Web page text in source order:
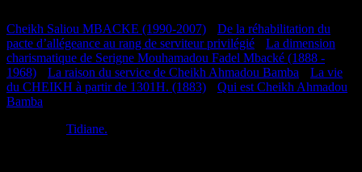
Cheikh Saliou MBACKE (1990-2007)
De la réhabilitation du
pacte d’allégeance au rang de serviteur privilégié
La dimension
charismatique de Serigne Mouhamadou Fadel Mbacké (1888 -
1968)
La raison du service de Cheikh Ahmadou Bamba
La vie
du CHEIKH à partir de 1301H. (1883)
Qui est Cheikh Ahmadou
Bamba
Tidiane.